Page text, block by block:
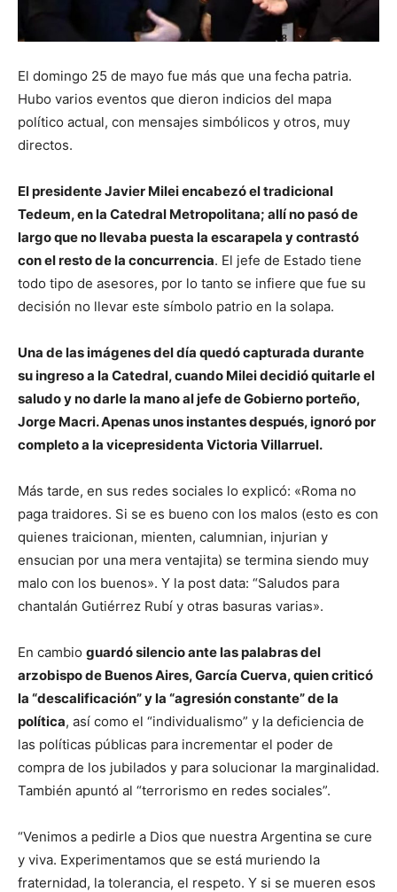
El domingo 25 de mayo fue más que una fecha patria.
Hubo varios eventos que dieron indicios del mapa
político actual, con mensajes simbólicos y otros, muy
directos.
El presidente Javier Milei encabezó el tradicional
Tedeum, en la Catedral Metropolitana; allí no pasó de
largo que no llevaba puesta la escarapela y contrastó
con el resto de la concurrencia. El jefe de Estado tiene
todo tipo de asesores, por lo tanto se infiere que fue su
decisión no llevar este símbolo patrio en la solapa.
Una de las imágenes del día quedó capturada durante
su ingreso a la Catedral, cuando Milei decidió quitarle el
saludo y no darle la mano al jefe de Gobierno porteño,
Jorge Macri. Apenas unos instantes después, ignoró por
completo a la vicepresidenta Victoria Villarruel.
Más tarde, en sus redes sociales lo explicó: «Roma no
paga traidores. Si se es bueno con los malos (esto es con
quienes traicionan, mienten, calumnian, injurian y
ensucian por una mera ventajita) se termina siendo muy
malo con los buenos». Y la post data: “Saludos para
chantalán Gutiérrez Rubí y otras basuras varias».
En cambio guardó silencio ante las palabras del
arzobispo de Buenos Aires, García Cuerva, quien criticó
la “descalificación” y la “agresión constante” de la
política, así como el “individualismo” y la deficiencia de
las políticas públicas para incrementar el poder de
compra de los jubilados y para solucionar la marginalidad.
También apuntó al “terrorismo en redes sociales”.
“Venimos a pedirle a Dios que nuestra Argentina se cure
y viva. Experimentamos que se está muriendo la
fraternidad, la tolerancia, el respeto. Y si se mueren esos